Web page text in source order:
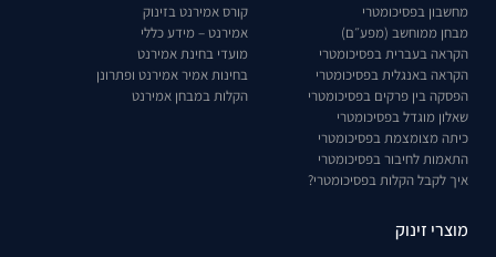
מחשבון בפסיכומטרי
מבחן ממוחשב (מפע״ם)
הקראה בעברית בפסיכומטרי
הקראה באנגלית בפסיכומטרי
הפסקה בין פרקים בפסיכומטרי
שאלון מוגדל בפסיכומטרי
כיתה מצומצמת בפסיכומטרי
התאמות לחיבור בפסיכומטרי
איך לקבל הקלות בפסיכומטרי?
קורס אמירנט בזינוק
אמירנט – מידע כללי
מועדי בחינת אמירנט
בחינות אמיר אמירנט ופתרונן
הקלות במבחן אמירנט
מוצרי זינוק